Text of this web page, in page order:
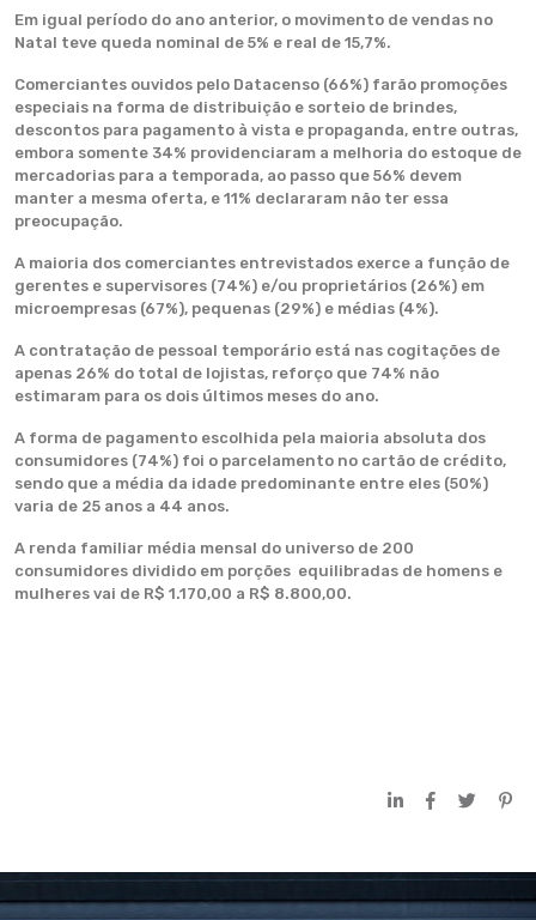
Em igual período do ano anterior, o movimento de vendas no
Natal teve queda nominal de 5% e real de 15,7%.
Comerciantes ouvidos pelo Datacenso (66%) farão promoções
especiais na forma de distribuição e sorteio de brindes,
descontos para pagamento à vista e propaganda, entre outras,
embora somente 34% providenciaram a melhoria do estoque de
mercadorias para a temporada, ao passo que 56% devem
manter a mesma oferta, e 11% declararam não ter essa
preocupação.
A maioria dos comerciantes entrevistados exerce a função de
gerentes e supervisores (74%) e/ou proprietários (26%) em
microempresas (67%), pequenas (29%) e médias (4%).
A contratação de pessoal temporário está nas cogitações de
apenas 26% do total de lojistas, reforço que 74% não
estimaram para os dois últimos meses do ano.
A forma de pagamento escolhida pela maioria absoluta dos
consumidores (74%) foi o parcelamento no cartão de crédito,
sendo que a média da idade predominante entre eles (50%)
varia de 25 anos a 44 anos.
A renda familiar média mensal do universo de 200
consumidores dividido em porções equilibradas de homens e
mulheres vai de R$ 1.170,00 a R$ 8.800,00.